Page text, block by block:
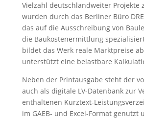
Vielzahl deutschlandweiter Projekte
wurden durch das Berliner Büro
das auf die Ausschreibung von
die Baukostenermittlung
bildet das Werk reale Marktpreise
unterstützt eine belastbare
Neben der Printausgabe steht der
auch als digitale LV-Datenbank zur
enthaltenen Kurztext-
im GAEB- und Excel-Format genutzt